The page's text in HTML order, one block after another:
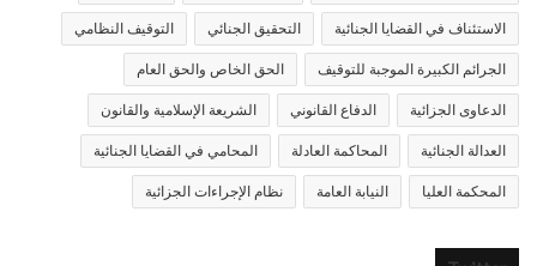
الاستئناف في القضايا الجنائية التحقيق الجنائي التوقيف النظامي
الجرائم الكبيرة الموجبة للتوقيف الحق الخاص والحق العام
الدعاوى الجزائية الدفاع القانوني الشريعة الإسلامية والقانون
العدالة الجنائية المحاكمة العادلة المحامي في القضايا الجنائية
المحكمة العليا النيابة العامة نظام الإجراءات الجزائية